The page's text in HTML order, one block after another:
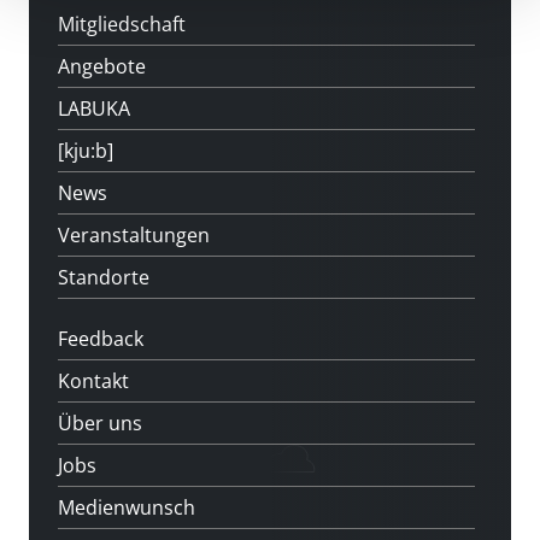
Mitgliedschaft
Angebote
LABUKA
[kju:b]
News
Veranstaltungen
Standorte
Feedback
Kontakt
Über uns
Jobs
Medienwunsch